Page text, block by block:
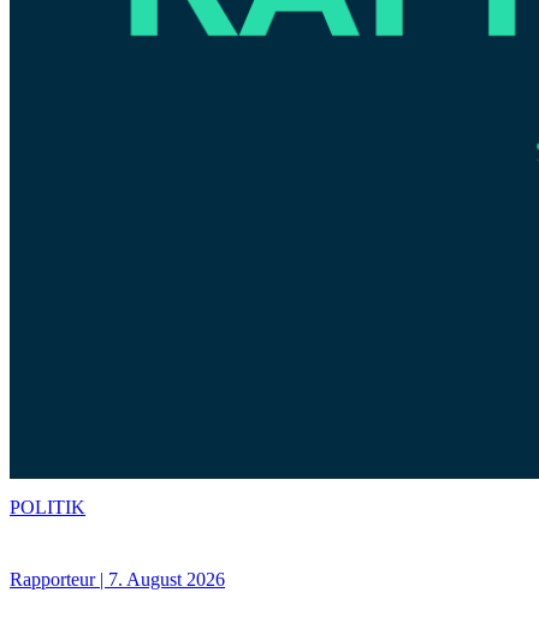
Rapporteur | 7. August 2026
POLITIK